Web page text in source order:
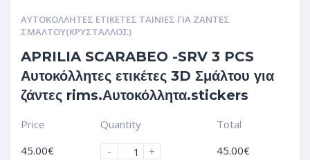
ΑΥΤΟΚΌΛΛΗΤΕΣ ΕΤΙΚΈΤΕΣ ΤΑΙΝΊΕΣ ΓΙΑ ΖΆΝΤΕΣ
ΣΜΆΛΤΟΥ(ΚΡΎΣΤΑΛΛΟΣ)
APRILIA SCARABEO -SRV 3 PCS
Αυτοκόλλητες ετικέτες 3D Σμάλτου για
ζάντες rims.Αυτοκόλλητα.stickers
Price
45.00€
Quantity
-
+
Total
45.00€